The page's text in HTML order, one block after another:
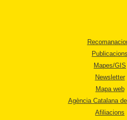
Publicacions
Mapes/GIS
Newsletter
Mapa web
Agència Catalana
Afiliacions